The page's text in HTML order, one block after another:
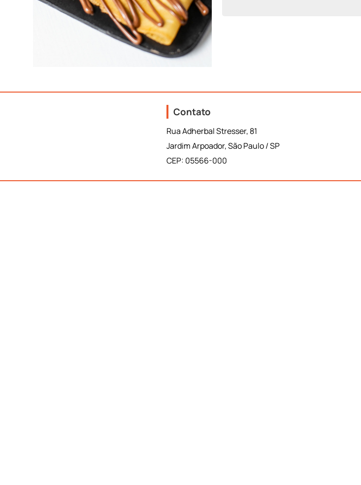
Contato
Rua Adherbal Stresser, 81
Jardim Arpoador, São Paulo / SP
CEP: 05566-000